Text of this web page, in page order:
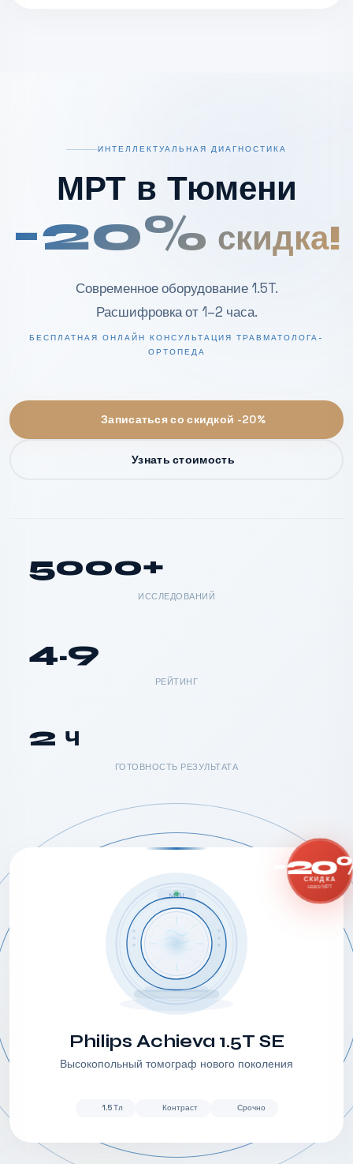
ИНТЕЛЛЕКТУАЛЬНАЯ ДИАГНОСТИКА
МРТ в Тюмени
-20% скидка!
Современное оборудование 1.5T.
Расшифровка от 1–2 часа.
БЕСПЛАТНАЯ ОНЛАЙН КОНСУЛЬТАЦИЯ ТРАВМАТОЛОГА-
ОРТОПЕДА
Записаться со скидкой -20%
Узнать стоимость
5000+
ИССЛЕДОВАНИЙ
4.9
РЕЙТИНГ
2 ч
ГОТОВНОСТЬ РЕЗУЛЬТАТА
- СКИДКА
на все МРТ
MRI
Philips Achieva 1.5T SE
Высокопольный томограф нового поколения
1.5 Тл Контраст Срочно